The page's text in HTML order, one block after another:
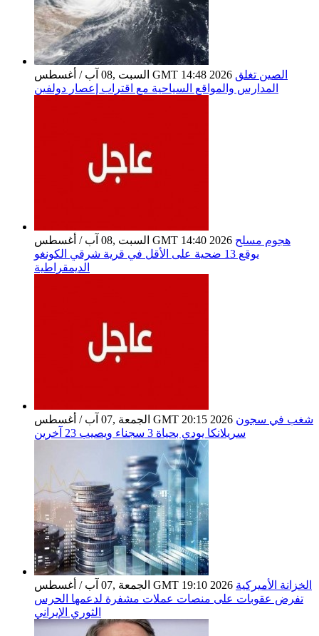
السبت ,08 آب / أغسطس GMT 14:48 2026 الصين تغلق
المدارس والمواقع السياحية مع اقتراب إعصار دولفين
السبت ,08 آب / أغسطس GMT 14:40 2026 هجوم مسلح
يوقع 13 ضحية على الأقل في قرية شرقي الكونغو
الديمقراطية
الجمعة ,07 آب / أغسطس GMT 20:15 2026 شغب في سجون
سريلانكا يودي بحياة 3 سجناء ويصيب 23 آخرين
الجمعة ,07 آب / أغسطس GMT 19:10 2026 الخزانة الأميركية
تفرض عقوبات على منصات عملات مشفرة لدعمها الحرس
الثوري الإيراني